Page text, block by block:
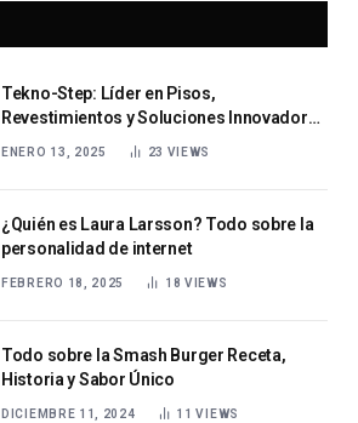
Tekno-Step: Líder en Pisos,
Revestimientos y Soluciones Innovadoras
ENERO 13, 2025 23 VIEWS
¿Quién es Laura Larsson? Todo sobre la
personalidad de internet
FEBRERO 18, 2025 18VIEWS
Todo sobre la Smash Burger Receta,
Historia y Sabor Único
DICIEMBRE 11, 2024 11VIEWS